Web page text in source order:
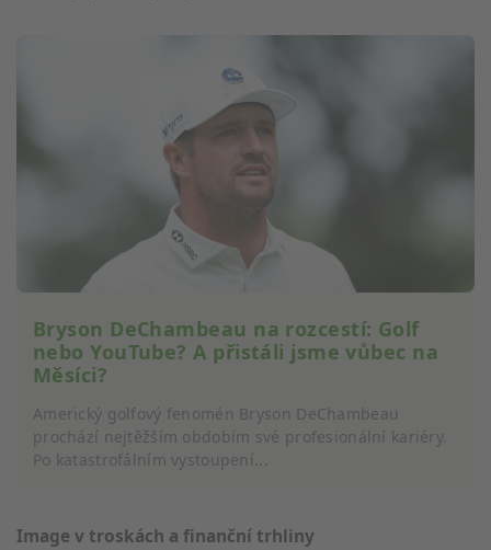
Bryson DeChambeau na rozcestí: Golf
nebo YouTube? A přistáli jsme vůbec na
Měsíci?
Americký golfový fenomén Bryson DeChambeau
prochází nejtěžším obdobím své profesionální kariéry.
Po katastrofálním vystoupení...
Image v troskách a finanční trhliny